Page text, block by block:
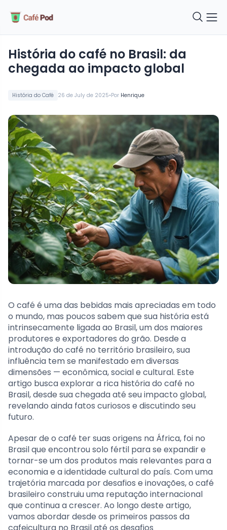
História do Café 26 de July de 2025•Por Henrique
História do café no Brasil: da
chegada ao impacto global
O café é uma das bebidas mais apreciadas em todo
o mundo, mas poucos sabem que sua história está
intrinsecamente ligada ao Brasil, um dos maiores
produtores e exportadores do grão. Desde a
introdução do café no território brasileiro, sua
influência tem se manifestado em diversas
dimensões — econômica, social e cultural. Este
artigo busca explorar a rica história do café no
Brasil, desde sua chegada até seu impacto global,
revelando ainda fatos curiosos e discutindo seu
futuro.
Apesar de o café ter suas origens na África, foi no
Brasil que encontrou solo fértil para se expandir e
tornar-se um dos produtos mais relevantes para a
economia e a identidade cultural do país. Com uma
trajetória marcada por desafios e inovações, o café
brasileiro construiu uma reputação internacional
que continua a crescer. Ao longo deste artigo,
vamos abordar desde os primeiros passos da
cafeicultura no Brasil até os desafios